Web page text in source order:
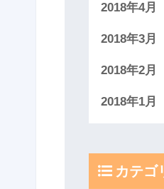
2018年4月
2018年3月
2018年2月
2018年1月
カテゴ